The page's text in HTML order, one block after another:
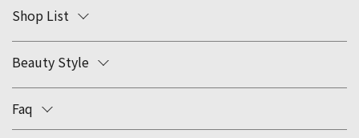
Shop List
Beauty Style
Faq